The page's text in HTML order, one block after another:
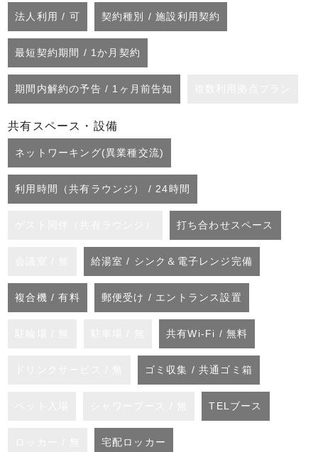
法人利用 / 可 契約種別 / 施設利用契約
最短契約期間 / 1か月契約
期間内解約の予告 / 1ヶ月前告知
共有スペース・設備
ネットワーキング(異業種交流)
利用時間（共有ラウンジ） / 24時間
打ち合わせスペース
給湯室 / シンク＆電子レンジ完備
複合機 / 有料 郵便受け / エントランス設置
共有Wi-Fi / 無料
ゴミ収集 / 共通ゴミ箱
TELブース
宅配ロッカー